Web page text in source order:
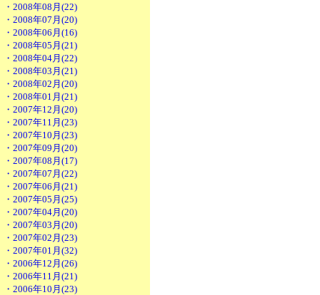
・2008年08月(22)
・2008年07月(20)
・2008年06月(16)
・2008年05月(21)
・2008年04月(22)
・2008年03月(21)
・2008年02月(20)
・2008年01月(21)
・2007年12月(20)
・2007年11月(23)
・2007年10月(23)
・2007年09月(20)
・2007年08月(17)
・2007年07月(22)
・2007年06月(21)
・2007年05月(25)
・2007年04月(20)
・2007年03月(20)
・2007年02月(23)
・2007年01月(32)
・2006年12月(26)
・2006年11月(21)
・2006年10月(23)